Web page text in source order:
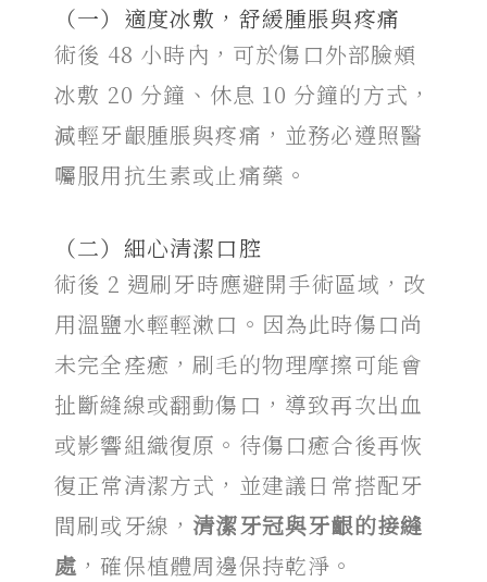
（一）適度冰敷，舒緩腫脹與疼痛
術後 48 小時內，可於傷口外部臉頰
冰敷 20 分鐘、休息 10 分鐘的方式，
減輕牙齦腫脹與疼痛，並務必遵照醫
囑服用抗生素或止痛藥。
（二）細心清潔口腔
術後 2 週刷牙時應避開手術區域，改
用溫鹽水輕輕漱口。因為此時傷口尚
未完全痊癒，刷毛的物理摩擦可能會
扯斷縫線或翻動傷口，導致再次出血
或影響組織復原。待傷口癒合後再恢
復正常清潔方式，並建議日常搭配牙
間刷或牙線， 清潔牙冠與牙齦的接縫
處 ，確保植體周邊保持乾淨。